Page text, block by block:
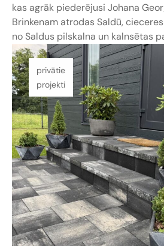
kas agrāk piederējusi Johana
Brinkenam atrodas Saldū,
no Saldus pilskalna un kalnsētas
privātie
projekti